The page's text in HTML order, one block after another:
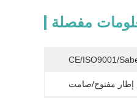
مفصلة
CE/ISO9001/
إطار مفتوح/صامت